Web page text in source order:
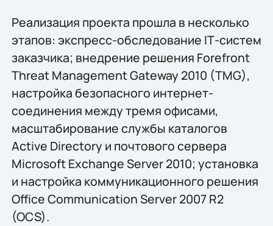
Реализация проекта прошла в несколько
этапов: экспресс-обследование IТ-систем
заказчика; внедрение решения Forefront
Threat Management Gateway 2010 (TMG),
настройка безопасного интернет-
соединения между тремя офисами,
масштабирование службы каталогов
Active Directory и почтового сервера
Microsoft Exchange Server 2010; установка
и настройка коммуникационного решения
Office Communication Server 2007 R2
(OCS).